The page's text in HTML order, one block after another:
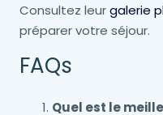
Consultez leurgalerie
préparer votre séjour.
FAQs
Quel est le